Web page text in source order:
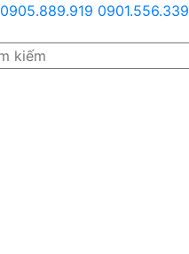
0905.889.919 0901.556.339